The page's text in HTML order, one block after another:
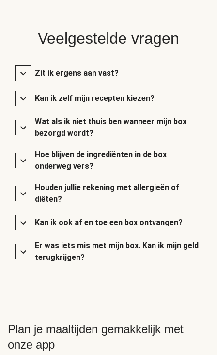
Veelgestelde vragen
Zit ik ergens aan vast?
Kan ik zelf mijn recepten kiezen?
Wat als ik niet thuis ben wanneer mijn box
bezorgd wordt?
Hoe blijven de ingrediënten in de box
onderweg vers?
Houden jullie rekening met allergieën of
diëten?
Kan ik ook af en toe een box ontvangen?
Er was iets mis met mijn box. Kan ik mijn geld
terugkrijgen?
Plan je maaltijden gemakkelijk met
onze app